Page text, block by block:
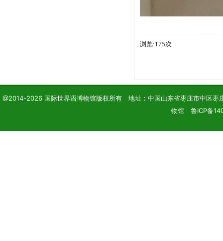
浏览:175次
@2014-2026 国际世界语博物馆版权所有 地址：中国山东省枣庄市中区
物馆 鲁ICP备